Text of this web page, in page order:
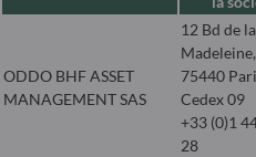
ODDO BHF ASSET
MANAGEMENT SAS
12 Bd de la
Madeleine,
75440
Cedex 09
+33 (0)1
28